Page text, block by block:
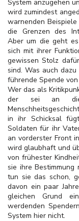
System anzugehen
wird zumindest
warnenden
die Grenzen des
Aber um die geht
sich mit ihrer
gewissen Stolz
sind. Was auch
führende Spende
Wer das als
der sei an die
in ihr Schicksal
Soldaten für ihr
an vorderster Front
wird glaubhaft und
von frühester
sie ihre
tun sie das schon,
davon ein paar
gleichen Grund
werdenden
System hier nicht.